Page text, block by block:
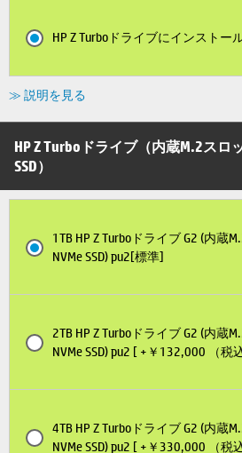
HP Z Turboドライブにインストー
≫ 説明を見る
HP Z Turboドライブ（内蔵M.2スロ
SSD）
1TB HP Z Turboドライブ G2 (内蔵
NVMe SSD) pu2[標準]
2TB HP Z Turboドライブ G2 (内蔵
NVMe SSD) pu2 [ +￥132,000 （税
4TB HP Z Turboドライブ G2 (内蔵
NVMe SSD) pu2 [ +￥330,000 （税